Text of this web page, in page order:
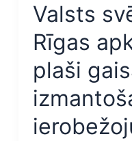
Valsts
Rīgas
plaši